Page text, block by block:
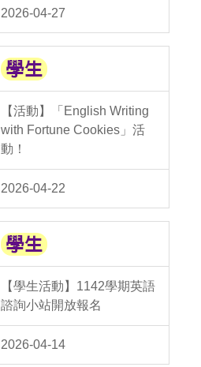
2026-04-27
【活動】「English Writing
with Fortune Cookies」活
動！
2026-04-22
【學生活動】1142學期英語
諮詢小站開放報名
2026-04-14